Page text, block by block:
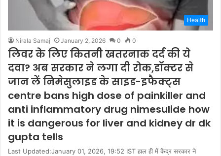
Health
Nirala Samaj January 2, 2026 0 0
लिवर के लिए कितनी खतरनाक दर्द की ये
दवा? अब सरकार ने लगा दी रोक,डॉक्टर से
जान लें निमेसुलाइड के साइड-इफैक्ट्स
centre bans high dose of painkiller and
anti inflammatory drug nimesulide how
it is dangerous for liver and kidney dr dk
gupta tells
Last Updated:January 01, 2026, 19:52 IST हाल ही में केंद्र सरकार ने